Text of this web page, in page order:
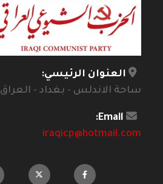
العنوان الرئيسي:
ساحة الاندلس - بغداد - العراق
Email:
iraqicp@hotmail.com